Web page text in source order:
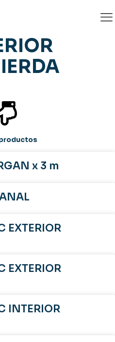
PVC
x 3 m
EXTERIOR
EXTERIOR
INTERIOR